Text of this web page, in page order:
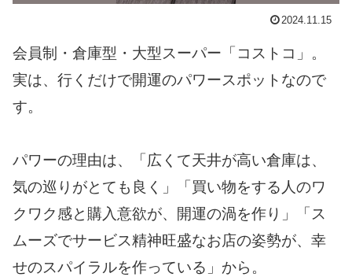
2024.11.15
会員制・倉庫型・大型スーパー「コストコ」。
実は、行くだけで開運のパワースポットなので
す。
パワーの理由は、「広くて天井が高い倉庫は、
気の巡りがとても良く」「買い物をする人のワ
クワク感と購入意欲が、開運の渦を作り」「ス
ムーズでサービス精神旺盛なお店の姿勢が、幸
せのスパイラルを作っている」から。